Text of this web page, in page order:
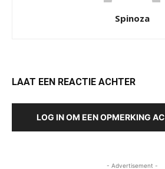
Spinoza
LAAT EEN REACTIE ACHTER
LOG IN OM EEN OPMERKING
- Advertisement -